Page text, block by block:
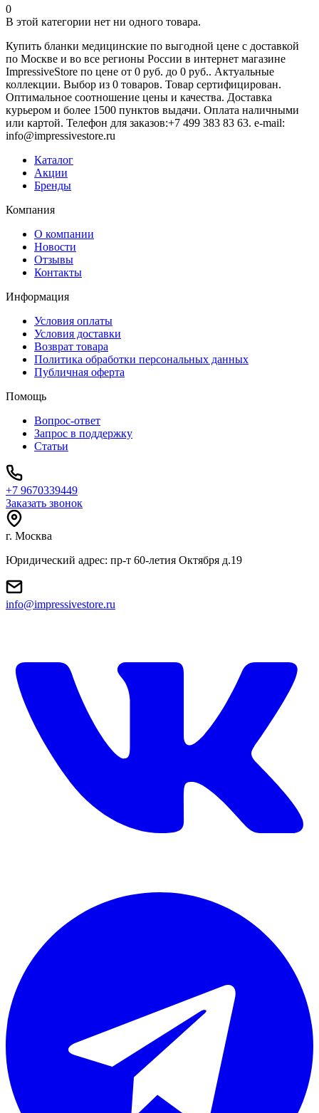
0
В этой категории нет ни одного товара.
Купить бланки медицинские по выгодной цене с доставкой
по Москве и во все регионы России в интернет магазине
ImpressiveStore по цене от 0 руб. до 0 руб.. Актуальные
коллекции. Выбор из 0 товаров. Товар сертифицирован.
Оптимальное соотношение цены и качества. Доставка
курьером и более 1500 пунктов выдачи. Оплата наличными
или картой. Телефон для заказов:+7 499 383 83 63. e-mail:
info@impressivestore.ru
Каталог
Акции
Бренды
Компания
О компании
Новости
Отзывы
Контакты
Информация
Условия оплаты
Условия доставки
Возврат товара
Политика обработки персональных данных
Публичная оферта
Помощь
Вопрос-ответ
Запрос в поддержку
Статьи
+7 9670339449
Заказать звонок
г. Москва
Юридический адрес: пр-т 60-летия Октября д.19
info@impressivestore.ru